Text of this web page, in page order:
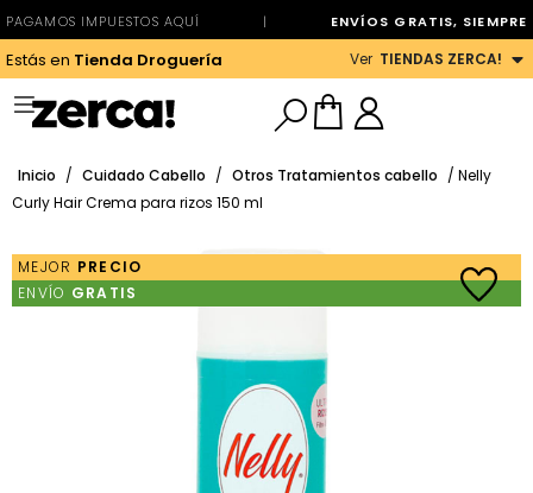
PAGAMOS IMPUESTOS AQUÍ | ENVÍOS GRATIS, SIEMPRE
Estás en Tienda Droguería Ver TIENDAS ZERCA!
Inicio / Cuidado Cabello / Otros Tratamientos cabello / Nelly
Curly Hair Crema para rizos 150 ml
MEJOR PRECIO
ENVÍO GRATIS